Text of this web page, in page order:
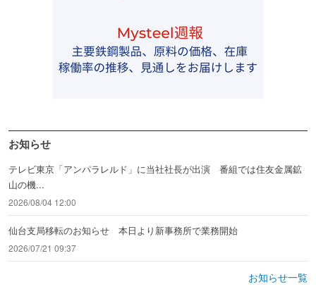
お知らせ
テレビ東京「アンパラレルド」に当社社長が出演 番組では住友金属鉱
山の機...
2026/08/04 12:00
仙台支局移転のお知らせ 本日より新事務所で業務開始
2026/07/21 09:37
お知らせ一覧